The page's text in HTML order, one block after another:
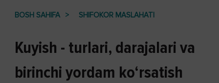
BOSH SAHIFA SHIFOKOR MASLAHATI
Kuyish - turlari, darajalari va
birinchi yordam ko‘rsatish